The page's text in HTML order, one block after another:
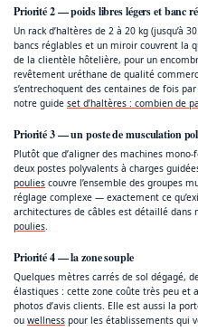
Priorité 2 — poids libres légers et banc
Un rack d’haltères de 2 à 20 kg (jusqu’à
bancs réglables et un miroir couvrent la
de la clientèle hôtelière, pour un
revêtement uréthane de qualité
s’entrechoquent des centaines de fois
notre guide set d’haltères : combien de
Priorité 3 — un poste de musculation
Plutôt que d’aligner des machines
deux postes polyvalents à charges
poulies couvre l’ensemble des groupes
réglage complexe — exactement ce
architectures de câbles est détaillé dans
poulies
Priorité 4 — la zone souple
Quelques mètres carrés de sol dégagé,
élastiques : cette zone coûte très peu et
photos d’avis clients. Elle est aussi la
ou wellness pour les établissements qui